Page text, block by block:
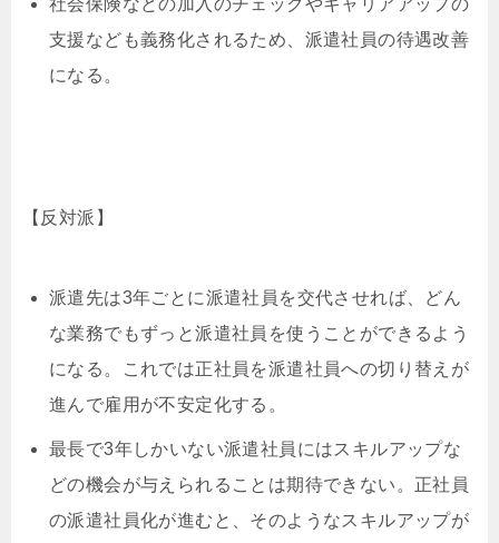
社会保険などの加入のチェックやキャリアアップの
支援なども義務化されるため、派遣社員の待遇改善
になる。
【反対派】
派遣先は3年ごとに派遣社員を交代させれば、どん
な業務でもずっと派遣社員を使うことができるよう
になる。これでは正社員を派遣社員への切り替えが
進んで雇用が不安定化する。
最長で3年しかいない派遣社員にはスキルアップな
どの機会が与えられることは期待できない。正社員
の派遣社員化が進むと、そのようなスキルアップが